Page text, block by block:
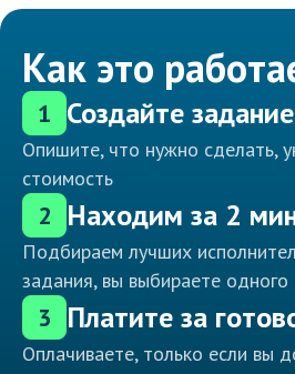
Как это
1 Создайте задание
Опишите, что нужно сделать,
стоимость
2 Находим за 2
Подбираем лучших
задания, вы выбираете одного
3 Платите за
Оплачиваете, только если вы